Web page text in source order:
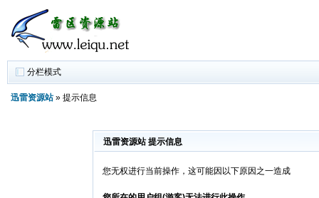
分栏模式
迅雷资源站» 提示信息
迅雷资源站 提示信息
您无权进行当前操作，这可能因以下原因之一造成